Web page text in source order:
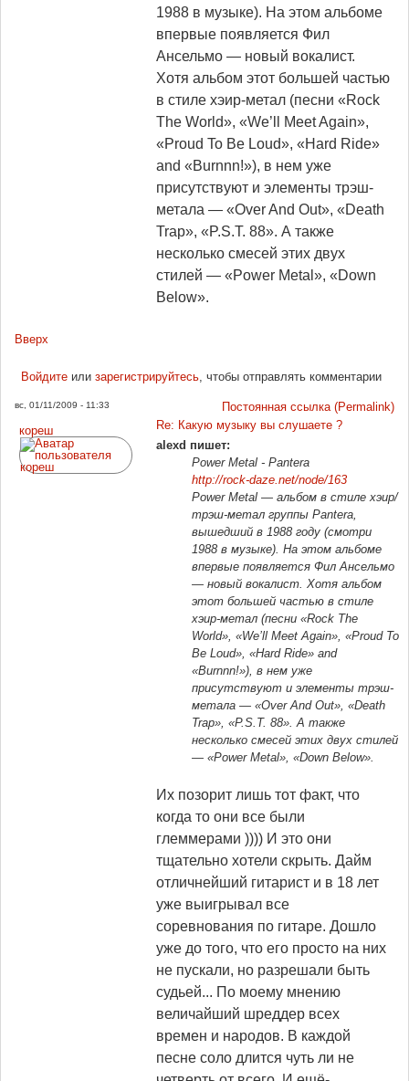
1988 в музыке). На этом альбоме
впервые появляется Фил
Ансельмо — новый вокалист.
Хотя альбом этот большей частью
в стиле хэир-метал (песни «Rock
The World», «We’ll Meet Again»,
«Proud To Be Loud», «Hard Ride»
and «Burnnn!»), в нем уже
присутствуют и элементы трэш-
метала — «Over And Out», «Death
Trap», «P.S.T. 88». А также
несколько смесей этих двух
стилей — «Power Metal», «Down
Below».
Вверх
Войдитеили зарегистрируйтесь, чтобы отправлять комментарии
вс, 01/11/2009 - 11:33
Постоянная ссылка (Permalink)
кореш
Re: Какую музыку вы слушаете ?
alexd пишет:
Power Metal - Pantera
http://rock-daze.net/node/163
Power Metal — альбом в стиле хэир/
трэш-метал группы Pantera,
вышедший в 1988 году (смотри
1988 в музыке). На этом альбоме
впервые появляется Фил Ансельмо
— новый вокалист. Хотя альбом
этот большей частью в стиле
хэир-метал (песни «Rock The
World», «We’ll Meet Again», «Proud To
Be Loud», «Hard Ride» and
«Burnnn!»), в нем уже
присутствуют и элементы трэш-
метала — «Over And Out», «Death
Trap», «P.S.T. 88». А также
несколько смесей этих двух стилей
— «Power Metal», «Down Below».
Их позорит лишь тот факт, что
когда то они все были
глеммерами )))) И это они
тщательно хотели скрыть. Дайм
отличнейший гитарист и в 18 лет
уже выигрывал все
соревнования по гитаре. Дошло
уже до того, что его просто на них
не пускали, но разрешали быть
судьей... По моему мнению
величайший шреддер всех
времен и народов. В каждой
песне соло длится чуть ли не